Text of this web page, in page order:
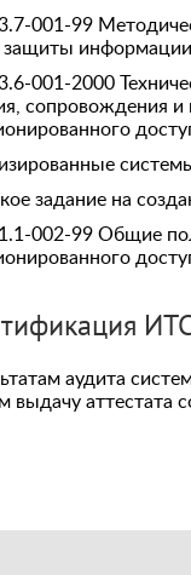
001-99
информации
001-2000
сопровождения
задание на
002-99 Общие
аудита
выдачу аттестата